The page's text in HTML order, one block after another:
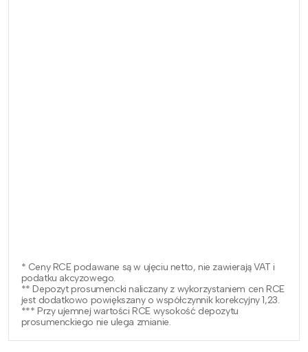
* Ceny RCE podawane są w ujęciu netto, nie zawierają VAT i
podatku akcyzowego.
** Depozyt prosumencki naliczany z wykorzystaniem cen RCE
jest dodatkowo powiększany o współczynnik korekcyjny 1,23.
*** Przy ujemnej wartości RCE wysokość depozytu
prosumenckiego nie ulega zmianie.